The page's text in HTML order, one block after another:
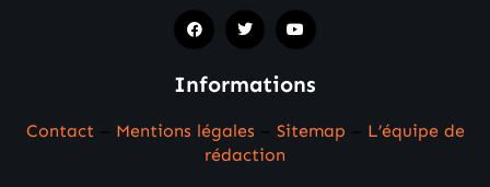
Informations
Contact Mentions légales Sitemap
L’équipe de
rédaction